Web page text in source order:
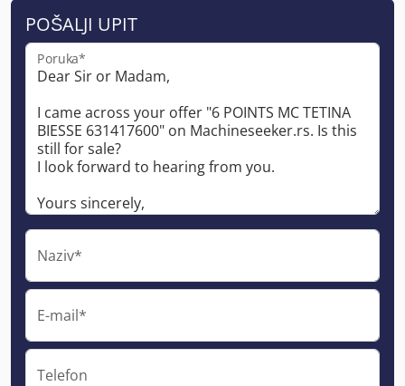
POŠALJI UPIT
Poruka*
Naziv*
E-mail*
Telefon